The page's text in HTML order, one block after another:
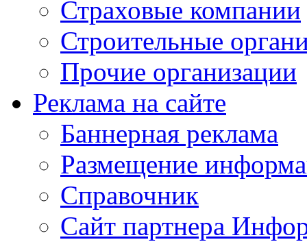
Страховые компании
Строительные
Прочие организации
Реклама на сайте
Баннерная реклама
Размещение
Справочник
Сайт партнера